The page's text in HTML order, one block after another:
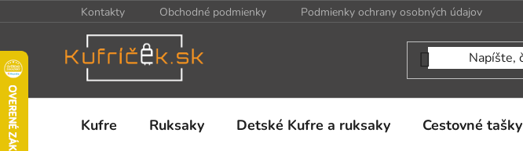
na
Kontakty Obchodné podmienky Podmienky ochrany osobných údajov
Kufre Ruksaky Detské Kufre a ruksaky Cestovné tašky